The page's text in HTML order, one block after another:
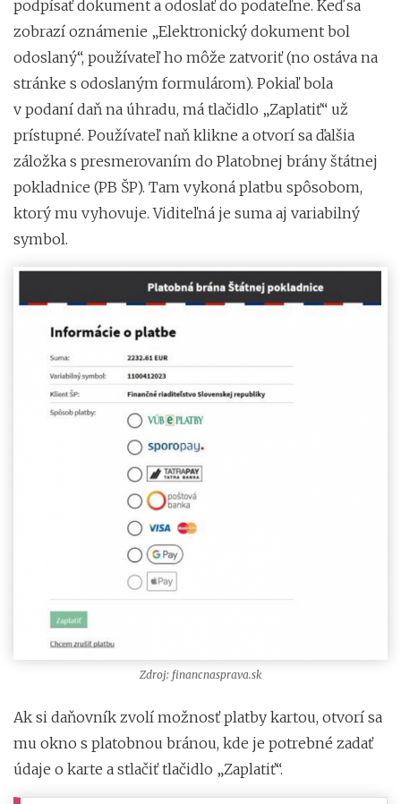
podpísať dokument a odoslať do podateľne. Keď sa
zobrazí oznámenie „Elektronický dokument bol
odoslaný“, používateľ ho môže zatvoriť (no ostáva na
stránke s odoslaným formulárom). Pokiaľ bola
v podaní daň na úhradu, má tlačidlo „Zaplatiť“ už
prístupné. Používateľ naň klikne a otvorí sa ďalšia
záložka s presmerovaním do Platobnej brány štátnej
pokladnice (PB ŠP). Tam vykoná platbu spôsobom,
ktorý mu vyhovuje. Viditeľná je suma aj variabilný
symbol.
Zdroj: financnasprava.sk
Ak si daňovník zvolí možnosť platby kartou, otvorí sa
mu okno s platobnou bránou, kde je potrebné zadať
údaje o karte a stlačiť tlačidlo „Zaplatiť“.